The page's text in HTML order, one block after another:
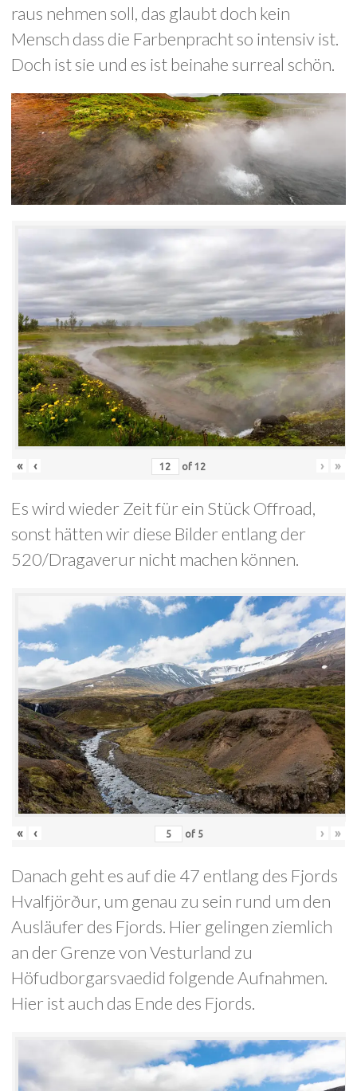
raus nehmen soll, das glaubt doch kein
Mensch dass die Farbenpracht so intensiv ist.
Doch ist sie und es ist beinahe surreal schön.
« ‹ of 12 › »
Es wird wieder Zeit für ein Stück Offroad,
sonst hätten wir diese Bilder entlang der
520/Dragaverur nicht machen können.
« ‹ of 5 › »
Danach geht es auf die 47 entlang des Fjords
Hvalfjörður, um genau zu sein rund um den
Ausläufer des Fjords. Hier gelingen ziemlich
an der Grenze von Vesturland zu
Höfudborgarsvaedid folgende Aufnahmen.
Hier ist auch das Ende des Fjords.